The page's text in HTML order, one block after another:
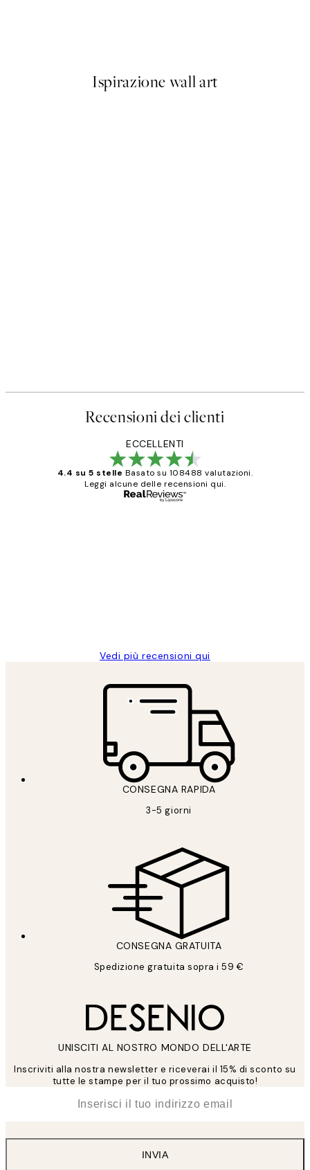
Ispirazione wall art
Recensioni dei clienti
ECCELLENTI
4.4 su 5 stelle Basato su 108488 valutazioni.
Leggi alcune delle recensioni qui.
Vedi più recensioni qui
CONSEGNA RAPIDA
3-5 giorni
CONSEGNA GRATUITA
Spedizione gratuita sopra i 59 €
UNISCITI AL NOSTRO MONDO DELL'ARTE
Inscriviti alla nostra newsletter e riceverai il 15% di sconto su
tutte le stampe per il tuo prossimo acquisto!
INVIA